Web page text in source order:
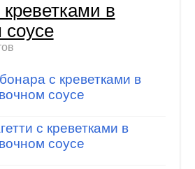
креветками в
соусе
с креветками в
соусе
с креветками в
соусе